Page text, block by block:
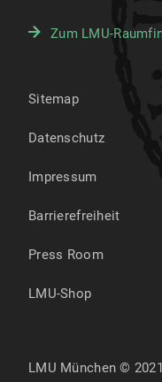
Zum LMU-
Sitemap
Datenschutz
Impressum
Barrierefreiheit
Press Room
LMU-Shop
LMU München © 2021